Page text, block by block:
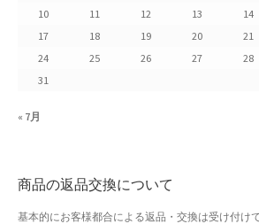
ご利用規約
よくある質問
カート
10
11 12 13 14
17
18 19 20 21
24
25 26 27 28
31
« 7月
商品の返品交換について
基本的にお客様都合による返品・交換は受け付け